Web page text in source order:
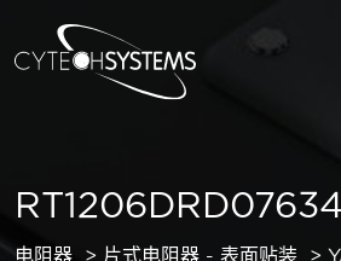
电阻器 片式电阻器 - 表面贴装